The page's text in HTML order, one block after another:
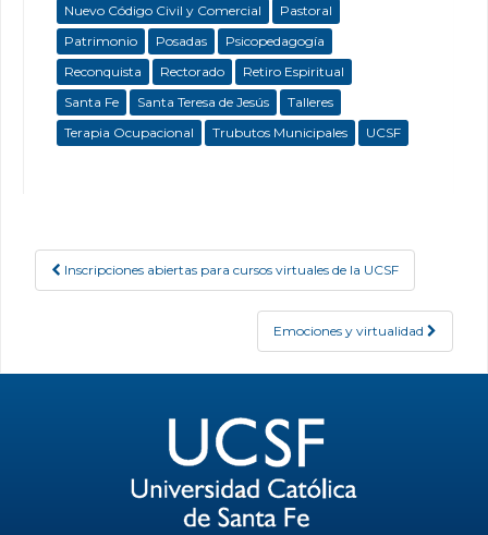
Nuevo Código Civil y Comercial
Pastoral
Patrimonio
Posadas
Psicopedagogía
Reconquista
Rectorado
Retiro Espiritual
Santa Fe
Santa Teresa de Jesús
Talleres
Terapia Ocupacional
Trubutos Municipales UCSF
Post navigation
Inscripciones abiertas para cursos virtuales de la UCSF
Emociones y virtualidad